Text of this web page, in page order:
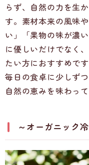
らず、自然の力を生
す。素材本来の風味
い」「果物の味が濃
に優しいだけでなく
たい方におすすめです
毎日の食卓に少しず
自然の恵みを味わっ
～オーガニック